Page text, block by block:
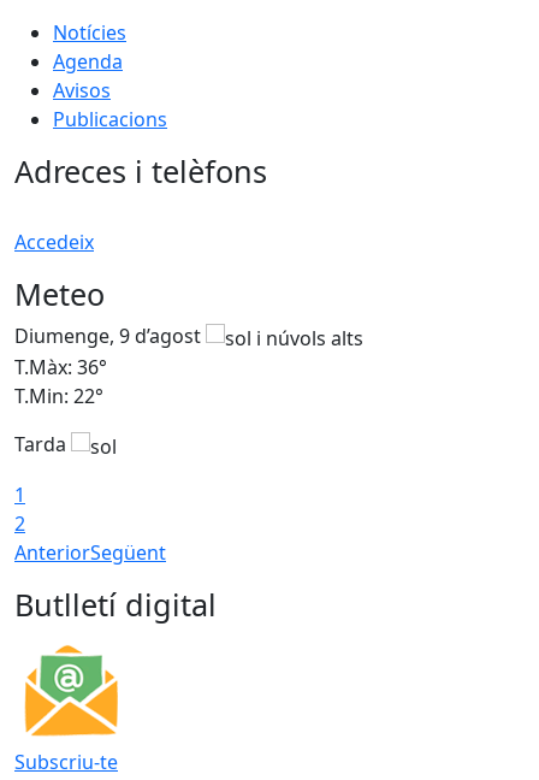
Notícies
Agenda
Avisos
Publicacions
Adreces i telèfons
Accedeix
Meteo
Diumenge, 9 d’agost
T.Màx: 36°
T.Min: 22°
Tarda
1
2
AnteriorSegüent
Butlletí digital
Subscriu-te